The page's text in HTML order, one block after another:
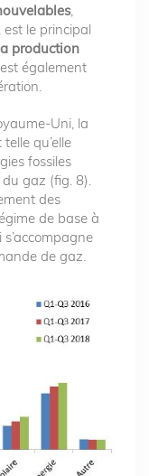
,
le principal
production
également
Uni, la
qu’elle
fossiles
gaz (fig. 8).
des
de base à
s’accompagne
de gaz.